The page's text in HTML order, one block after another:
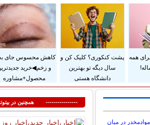
سایر خبرهای
همه
پشت کنکوری؟ کلیک کن و
سال دیگه تو بهترین
دانشگاه هستی
کاهش محسوس جای
و زخم◀خرید
محصول+مشاوره
در میان
---------------- همچنین در